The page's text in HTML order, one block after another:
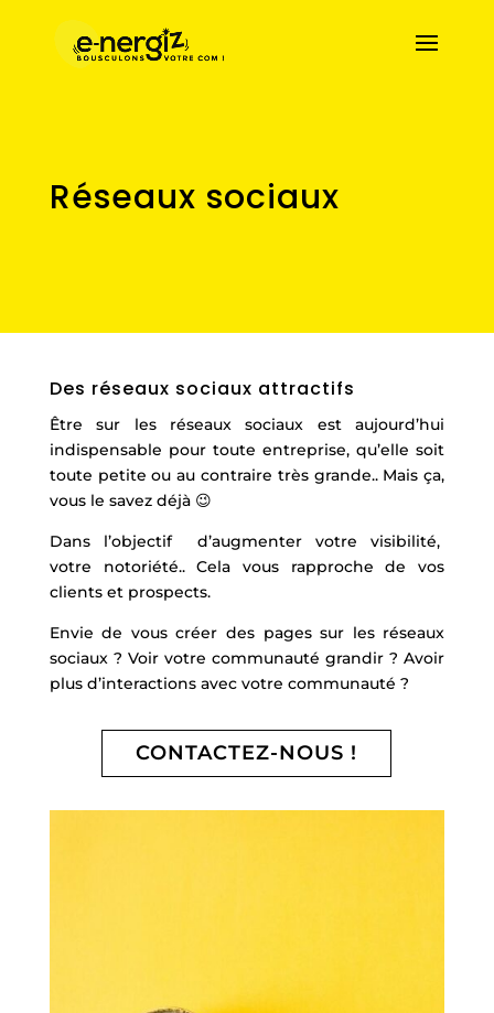
Réseaux sociaux
Des réseaux sociaux attractifs
Être sur les réseaux sociaux est aujourd’hui
indispensable pour toute entreprise, qu’elle soit
toute petite ou au contraire très grande.. Mais ça,
vous le savez déjà 😉
Dans l’objectif d’augmenter votre visibilité,
votre notoriété.. Cela vous rapproche de vos
clients et prospects.
Envie de vous créer des pages sur les réseaux
sociaux ? Voir votre communauté grandir ? Avoir
plus d’interactions avec votre communauté ?
CONTACTEZ-NOUS !